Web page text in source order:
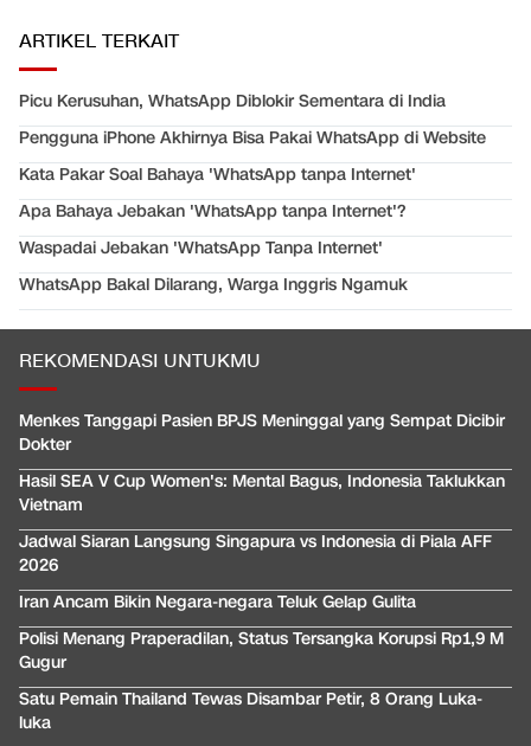
ARTIKEL TERKAIT
Picu Kerusuhan, WhatsApp Diblokir Sementara di India
Pengguna iPhone Akhirnya Bisa Pakai WhatsApp di Website
Kata Pakar Soal Bahaya 'WhatsApp tanpa Internet'
Apa Bahaya Jebakan 'WhatsApp tanpa Internet'?
Waspadai Jebakan 'WhatsApp Tanpa Internet'
WhatsApp Bakal Dilarang, Warga Inggris Ngamuk
REKOMENDASI UNTUKMU
Menkes Tanggapi Pasien BPJS Meninggal yang Sempat Dicibir
Dokter
Hasil SEA V Cup Women's: Mental Bagus, Indonesia Taklukkan
Vietnam
Jadwal Siaran Langsung Singapura vs Indonesia di Piala AFF
2026
Iran Ancam Bikin Negara-negara Teluk Gelap Gulita
Polisi Menang Praperadilan, Status Tersangka Korupsi Rp1,9 M
Gugur
Satu Pemain Thailand Tewas Disambar Petir, 8 Orang Luka-
luka